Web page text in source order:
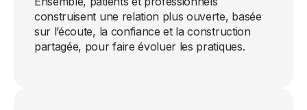
construisent une relation plus ouverte, basée
sur l’écoute, la confiance et la construction
partagée, pour faire évoluer les pratiques.